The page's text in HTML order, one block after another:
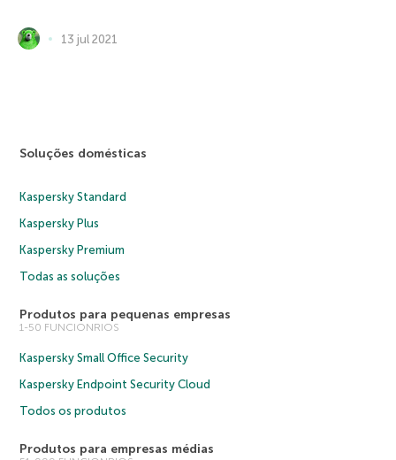
13 jul 2021
Soluções domésticas
Kaspersky Standard
Kaspersky Plus
Kaspersky Premium
Todas as soluções
Produtos para pequenas empresas
1-50 FUNCIONRIOS
Kaspersky Small Office Security
Kaspersky Endpoint Security Cloud
Todos os produtos
Produtos para empresas médias